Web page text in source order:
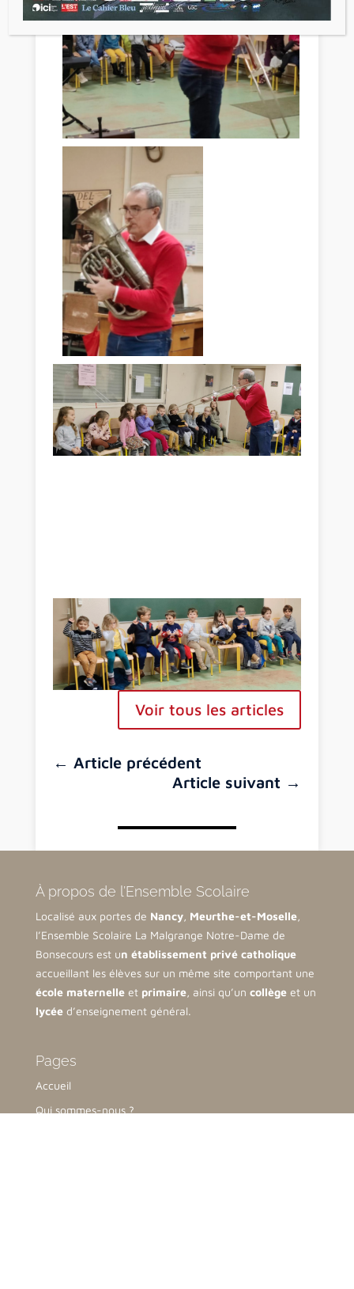
Voir tous les articles
←Article précédent
Article suivant →
À propos de l’Ensemble Scolaire
Localisé aux portes de Nancy, Meurthe-et-Moselle,
l’Ensemble Scolaire La Malgrange Notre-Dame de
Bonsecours est un établissement privé catholique
accueillant les élèves sur un même site comportant une
école maternelleet primaire, ainsi qu’un collègeet un
lycéed’enseignement général.
Pages
Accueil
Qui sommes-nous ?